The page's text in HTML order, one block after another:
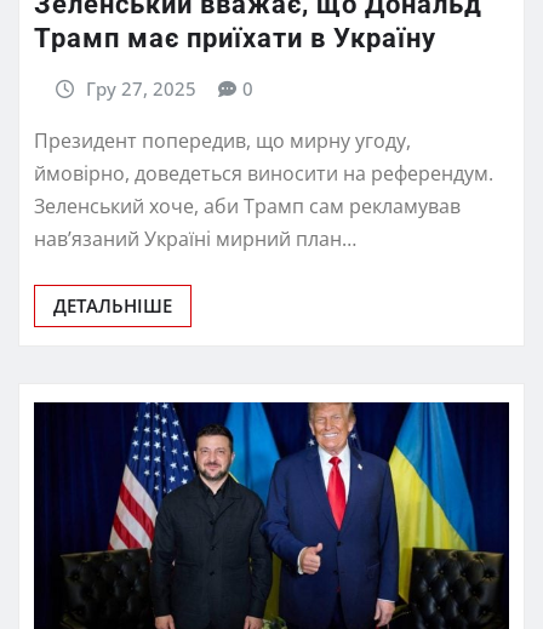
Трамп має приїхати в Україну
Гру 27, 2025 0
Президент попередив, що мирну угоду,
ймовірно, доведеться виносити на референдум.
Зеленський хоче, аби Трамп сам рекламував
нав’язаний Україні мирний план…
ДЕТАЛЬНІШЕ